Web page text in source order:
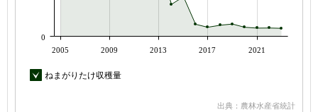
2005 2009 2013 2017 2021
0
ねまがりたけ収穫量
出典：農林水産省統計